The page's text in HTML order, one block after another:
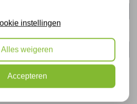
vallen onder onsprivacy statement.
instellingen
Alles weigeren
Accepteren